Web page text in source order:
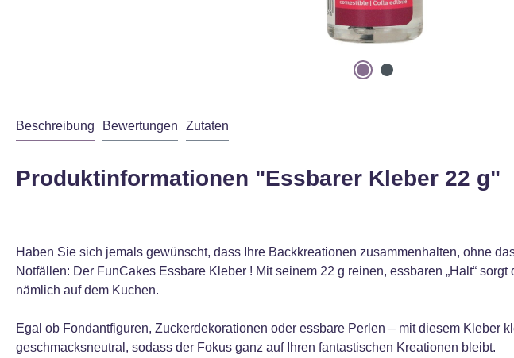
Beschreibung Bewertungen Zutaten
Produktinformationen "Essbarer Kleber 22 g"
Haben Sie sich jemals gewünscht, dass Ihre Backkreationen zusammenhalten, ohne
Notfällen: Der FunCakes Essbare Kleber ! Mit seinem 22 g reinen, essbaren „Halt“
nämlich auf dem Kuchen.
Egal ob Fondantfiguren, Zuckerdekorationen oder essbare Perlen – mit diesem
geschmacksneutral, sodass der Fokus ganz auf Ihren fantastischen Kreationen bleibt.